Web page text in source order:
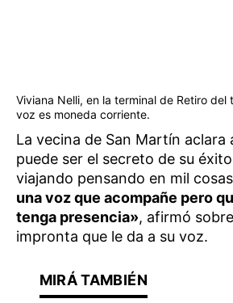
Viviana Nelli, en la terminal de Retiro del
voz es moneda corriente.
La vecina de San Martín aclara
puede ser el secreto de su
viajando pensando en mil
una voz que acompañe pero
tenga presencia», afirmó
impronta que le da a su voz.